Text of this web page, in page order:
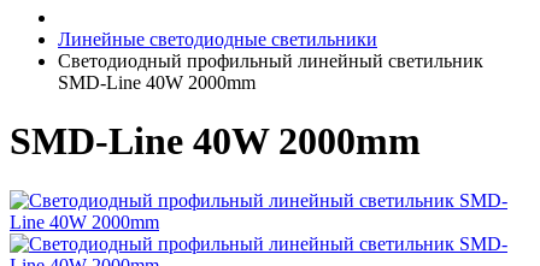
Линейные светодиодные светильники
Светодиодный профильный линейный светильник
SMD-Line 40W 2000mm
SMD-Line 40W 2000mm